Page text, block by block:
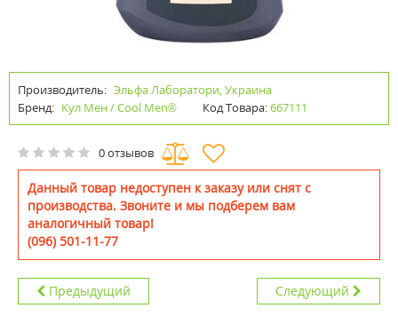
Производитель: Эльфа Лаборатори, Украина
Бренд: Кул Мен / Cool Men® Код Товара:667111
0 отзывов
Данный товар недоступен к заказу или снят с
производства. Звоните и мы подберем вам
аналогичный товар!
(096) 501-11-77
Предыдущий Следующий